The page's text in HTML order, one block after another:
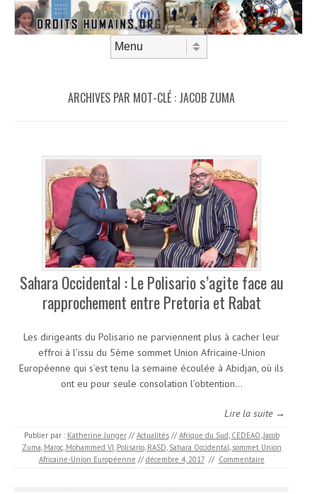
ARCHIVES PAR MOT-CLÉ : JACOB ZUMA
Sahara Occidental : Le Polisario s’agite face au
rapprochement entre Pretoria et Rabat
Les dirigeants du Polisario ne parviennent plus à cacher leur
effroi à l’issu du 5ème sommet Union Africaine-Union
Européenne qui s’est tenu la semaine écoulée à Abidjan, où ils
ont eu pour seule consolation l’obtention…
Lire la suite →
Publier par : Katherine Junger // Actualités // Afrique du Sud, CEDEAO,Jacob
Zuma, Maroc, Mohammed VI, Polisario, RASD, Sahara Occidental, sommet Union
Africaine-Union Européenne // décembre 4, 2017 // Commentaire